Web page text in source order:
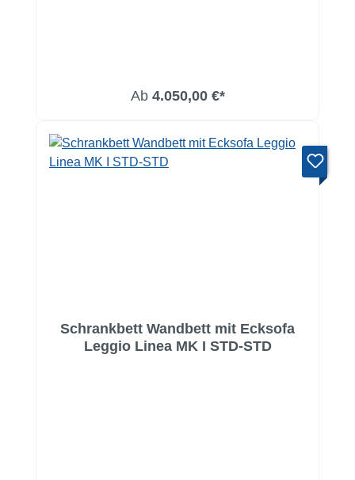
Ab 4.050,00 €*
Schrankbett Wandbett mit Ecksofa
Leggio Linea MK I STD-STD